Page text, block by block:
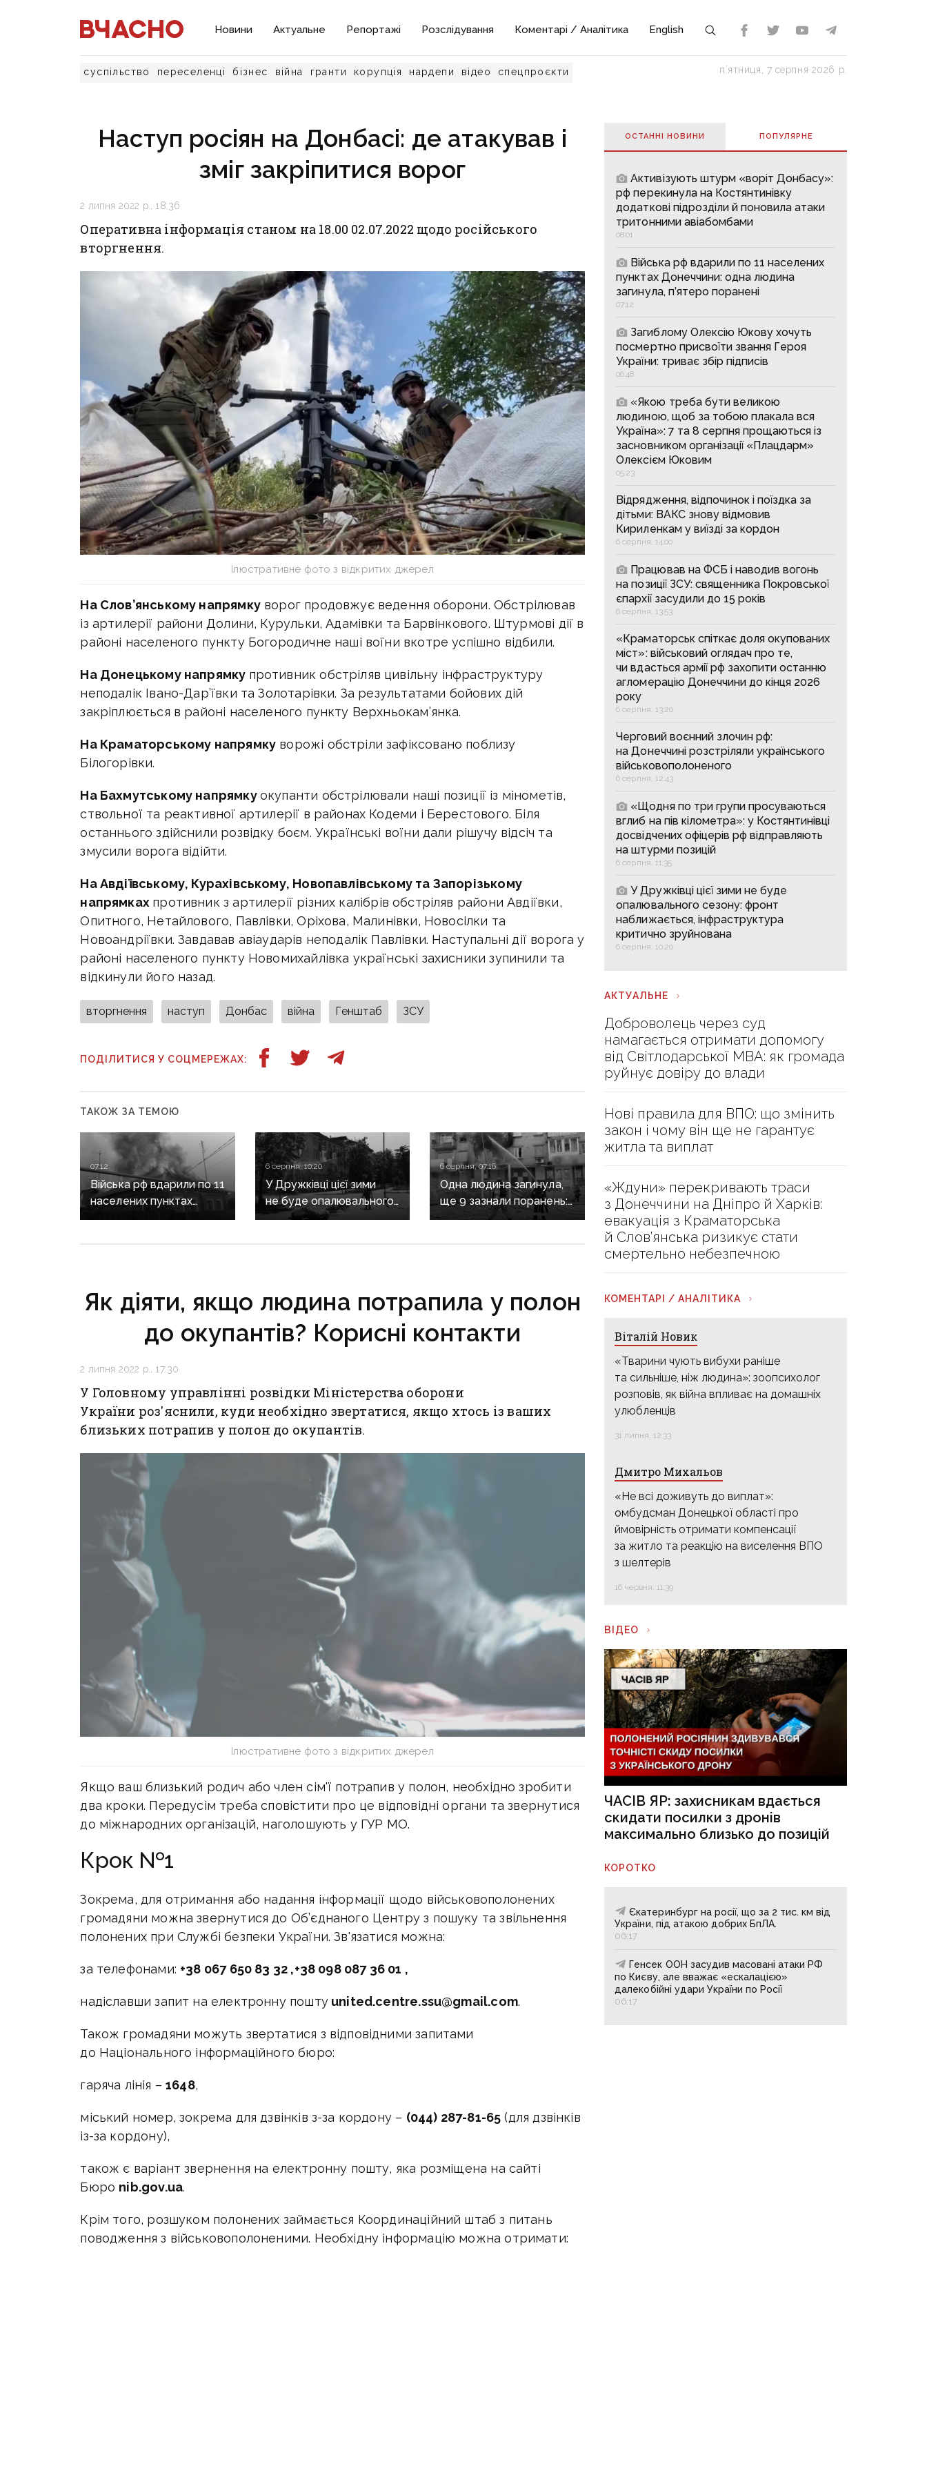
Новини Актуальне Репортажі Розслідування Коментарі / Аналітика English
суспільство переселенці бізнес війна гранти корупція нардепи відео спецпроєкти пʼятниця, 7 серпня 2026 р.
Наступ росіян на Донбасі: де атакував і
зміг закріпитися ворог
2 липня 2022 р., 18:36
Оперативна інформація станом на 18.00 02.07.2022 щодо російського
вторгнення.
Ілюстративне фото з відкритих джерел
На Слов’янському напрямкуворог продовжує ведення оборони. Обстрілював
із артилерії райони Долини, Курульки, Адамівки та Барвінкового. Штурмові дії в
районі населеного пункту Богородичне наші воїни вкотре успішно відбили.
На Донецькому напрямку противник обстріляв цивільну інфраструктуру
неподалік Івано-Дар’ївки та Золотарівки. За результатами бойових дій
закріплюється в районі населеного пункту Верхньокам’янка.
На Краматорському напрямку ворожі обстріли зафіксовано поблизу
Білогорівки.
На Бахмутському напрямкуокупанти обстрілювали наші позиції із мінометів,
ствольної та реактивної артилерії в районах Кодеми і Берестового. Біля
останнього здійснили розвідку боєм. Українські воїни дали рішучу відсіч та
змусили ворога відійти.
На Авдіївському, Курахівському, Новопавлівському та Запорізькому
напрямках противник з артилерії різних калібрів обстріляв райони Авдіївки,
Опитного, Нетайлового, Павлівки, Оріхова, Малинівки, Новосілки та
Новоандріївки. Завдавав авіаударів неподалік Павлівки. Наступальні дії ворога у
районі населеного пункту Новомихайлівка українські захисники зупинили та
відкинули його назад.
вторгнення наступ Донбас війна Генштаб ЗСУ
ПОДІЛИТИСЯ У СОЦМЕРЕЖАХ:
ТАКОЖ ЗА ТЕМОЮ
07:12
Війська рф вдарили по 11
населених пунктах
Донеччини: одна людина
6 серпня, 10:20
У Дружківці цієї зими
не буде опалювального
сезону: фронт
6 серпня, 07:16
Одна людина загинула,
ще 9 зазнали поранень:
воєнні злочини
Як діяти, якщо людина потрапила у полон
до окупантів? Корисні контакти
2 липня 2022 р., 17:30
У Головному управлінні розвідки Міністерства оборони
України роз'яснили, куди необхідно звертатися, якщо хтось із ваших
близьких потрапив у полон до окупантів.
Ілюстративне фото з відкритих джерел
Якщо ваш близький родич або член сім'ї потрапив у полон, необхідно зробити
два кроки. Передусім треба сповістити про це відповідні органи та звернутися
до міжнародних організацій, наголошують у ГУР МО.
Крок №1
Зокрема, для отримання або надання інформації щодо військовополонених
громадяни можна звернутися до Об’єднаного Центру з пошуку та звільнення
полонених при Службі безпеки України. Зв'язатися можна:
за телефонами: +38 067 650 83 32 ,+38 098 087 36 01 ,
надіславши запит на електронну поштуunited.centre.ssu@gmail.com.
Також громадяни можуть звертатися з відповідними запитами
до Національного інформаційного бюро:
гаряча лінія –1648,
міський номер, зокрема для дзвінків з-за кордону – (044) 287-81-65 (для дзвінків
із-за кордону),
також є варіант звернення на електронну пошту, яка розміщена на сайті
Бюро nib.gov.ua.
Крім того, розшуком полонених займається Координаційний штаб з питань
поводження з військовополоненими. Необхідну інформацію можна отримати:
ОСТАННІ НОВИНИ ПОПУЛЯРНE
Активізують штурм «воріт Донбасу»:
рф перекинула на Костянтинівку
додаткові підрозділи й поновила атаки
тритонними авіабомбами
08:01
Війська рф вдарили по 11 населених
пунктах Донеччини: одна людина
загинула, п’ятеро поранені
07:12
Загиблому Олексію Юкову хочуть
посмертно присвоїти звання Героя
України: триває збір підписів
06:48
«Якою треба бути великою
людиною, щоб за тобою плакала вся
Україна»: 7 та 8 серпня прощаються із
засновником організації «Плацдарм»
Олексієм Юковим
05:23
Відрядження, відпочинок і поїздка за
дітьми: ВАКС знову відмовив
Кириленкам у виїзді за кордон
6 серпня, 14:00
Працював на ФСБ і наводив вогонь
на позиції ЗСУ: священника Покровської
єпархії засудили до 15 років
6 серпня, 13:53
«Краматорськ спіткає доля окупованих
міст»: військовий оглядач про те,
чи вдасться армії рф захопити останню
агломерацію Донеччини до кінця 2026
року
6 серпня, 13:20
Черговий воєнний злочин рф:
на Донеччині розстріляли українського
військовополоненого
6 серпня, 12:43
«Щодня по три групи просуваються
вглиб на пів кілометра»: у Костянтинівці
досвідчених офіцерів рф відправляють
на штурми позицій
6 серпня, 11:35
У Дружківці цієї зими не буде
опалювального сезону: фронт
наближається, інфраструктура
критично зруйнована
6 серпня, 10:20
АКТУАЛЬНЕ
Доброволець через суд
намагається отримати допомогу
від Світлодарської МВА: як громада
руйнує довіру до влади
Нові правила для ВПО: що змінить
закон і чому він ще не гарантує
житла та виплат
«Ждуни» перекривають траси
з Донеччини на Дніпро й Харків:
евакуація з Краматорська
й Слов’янська ризикує стати
смертельно небезпечною
КОМЕНТАРІ / АНАЛІТИКА
Віталій Новик
«Тварини чують вибухи раніше
та сильніше, ніж людина»: зоопсихолог
розповів, як війна впливає на домашніх
улюбленців
31 липня, 12:33
Дмитро Михальов
«Не всі доживуть до виплат»:
омбудсман Донецької області про
ймовірність отримати компенсації
за житло та реакцію на виселення ВПО
з шелтерів
16 червня, 11:39
ВІДЕО
ЧАСІВ ЯР: захисникам вдається
скидати посилки з дронів
максимально близько до позицій
КОРОТКО
Єкатеринбург на росії, що за 2 тис. км від
України, під атакою добрих БпЛА.
06:17
Генсек ООН засудив масовані атаки РФ
по Києву, але вважає «ескалацією»
далекобійні удари України по Росії
06:17